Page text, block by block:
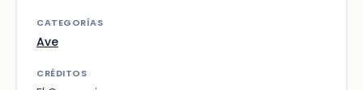
CATEGORÍAS
Ave
CRÉDITOS